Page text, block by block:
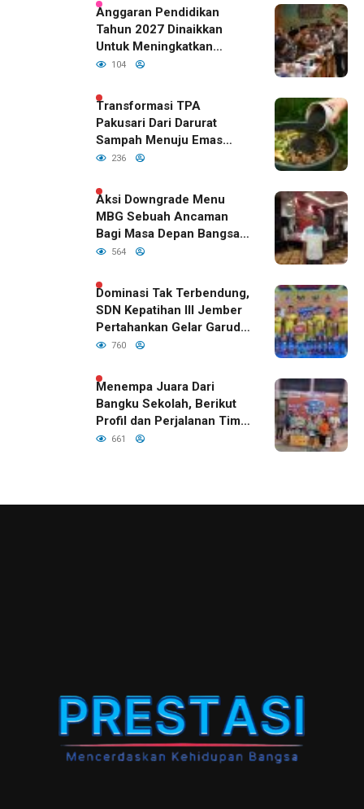
Anggaran Pendidikan
Tahun 2027 Dinaikkan
Untuk Meningkatkan
Kualitas Anak Bangsa,
RI
104
Transformasi TPA
Pakusari Dari Darurat
Sampah Menuju Emas
Hijau di Era Kepemimpinan
236
Aksi Downgrade Menu
MBG Sebuah Ancaman
Bagi Masa Depan Bangsa
Indonesia
564
Dominasi Tak Terbendung,
SDN Kepatihan III Jember
Pertahankan Gelar Garuda
Cup 2026
760
Menempa Juara Dari
Bangku Sekolah, Berikut
Profil dan Perjalanan Tim
Basket SDN Kepatihan III
661